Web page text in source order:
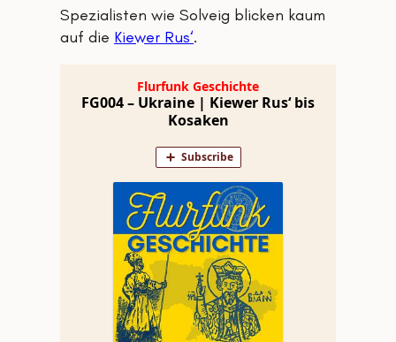
Spezialisten wie Solveig blicken kaum
auf die Kiewer Rus‘.